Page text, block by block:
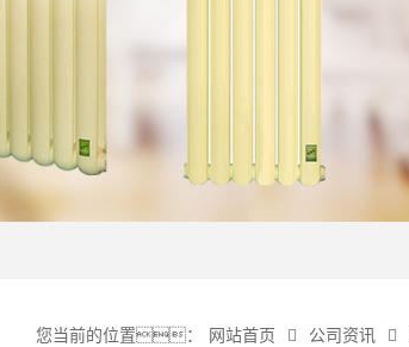
您当前的位置： 网站首页 公司资讯